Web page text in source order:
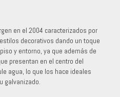
en el 2004 caracterizados por
decorativos dando un toque
y entorno, ya que además de
presentan en el centro del
agua, lo que los hace ideales
galvanizado.